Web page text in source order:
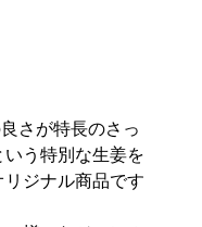
さが特長のさっ
う特別な生姜を
ジナル商品です